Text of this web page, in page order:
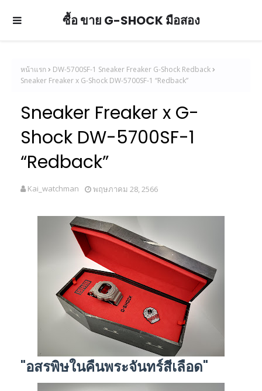
ซื้อ ขาย G-SHOCK มือสอง
หน้าแรก
DW-5700SF-1 Sneaker Freaker G-Shock Redback
Sneaker Freaker x G-Shock DW-5700SF-1 “Redback”
Sneaker Freaker x G-
Shock DW-5700SF-1
“Redback”
Kai_watchman พฤษภาคม 28, 2566
"อสรพิษในคืนพระจันทร์สีเลือด"